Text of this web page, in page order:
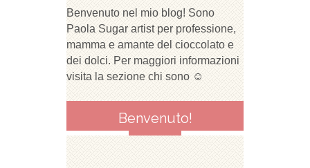
Benvenuto nel mio blog! Sono
Paola Sugar artist per professione,
mamma e amante del cioccolato e
dei dolci. Per maggiori informazioni
visita la sezione chi sono ☺
Benvenuto!